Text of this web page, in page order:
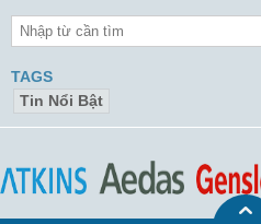
TAGS
Tin Nổi Bật